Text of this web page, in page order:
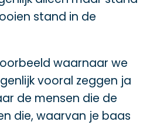
stand in de
waarnaar we
vooral zeggen ja
de mensen die de
die, waarvan je baas